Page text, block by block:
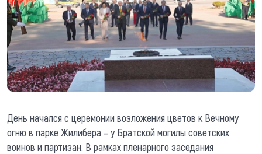
День начался с церемонии возложения цветов к Вечному
огню в парке Жилибера – у Братской могилы советских
воинов и партизан. В рамках пленарного заседания